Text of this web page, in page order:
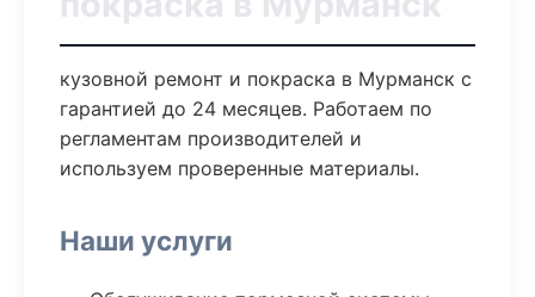
кузовной ремонт и покраска в Мурманск с
гарантией до 24 месяцев. Работаем по
регламентам производителей и
используем проверенные материалы.
Наши услуги